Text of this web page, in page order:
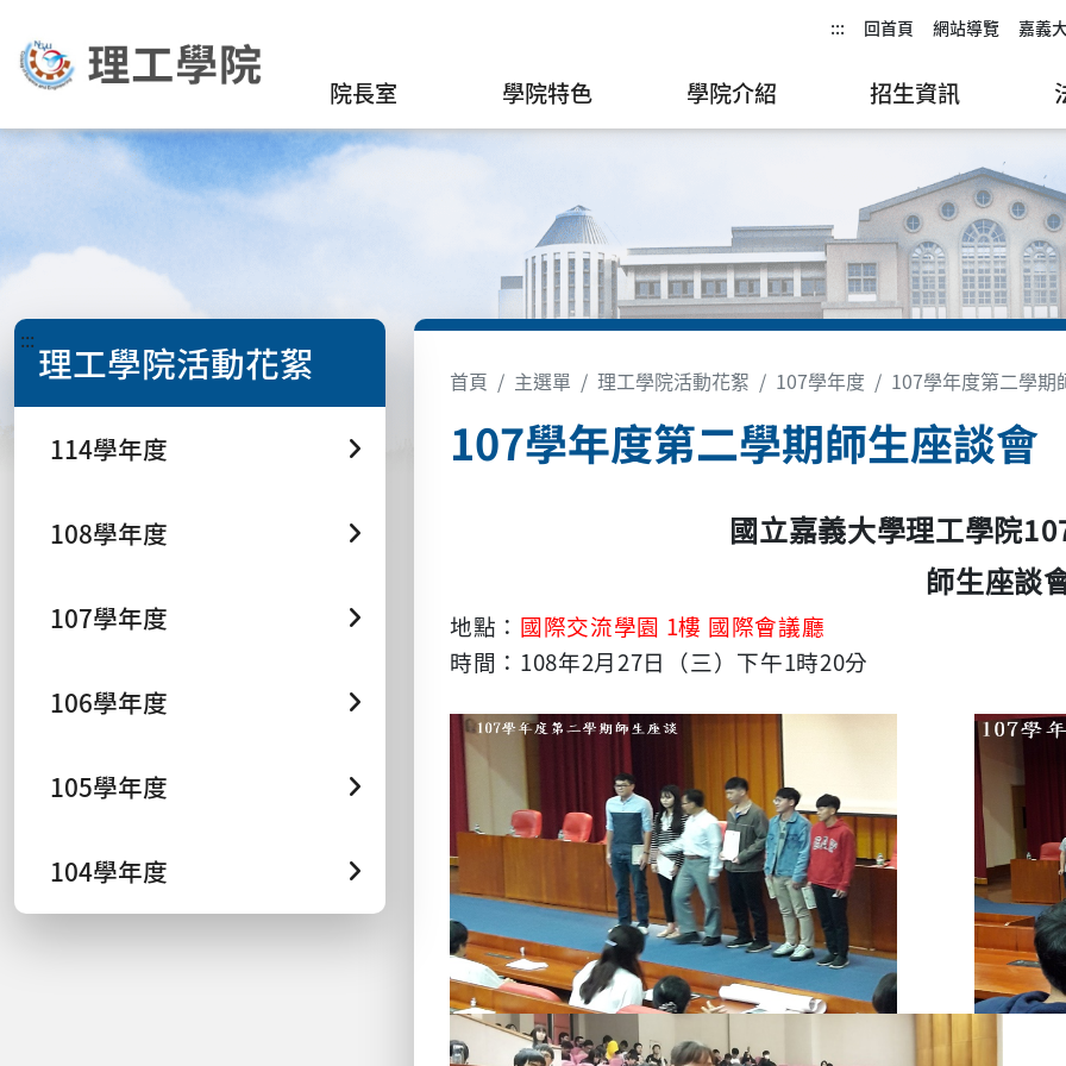
::: 回首頁 網站導覽 嘉義
院長室 學院特色 學院介紹 招生資訊
::: 理工學院活動花絮
114學年度
108學年度
107學年度
106學年度
105學年度
104學年度
首頁 主選單 理工學院活動花絮 107學年度 107學年度第二學期
107學年度第二學期師生座談會
國立嘉義大學理工學院
師生座談
地點： 國際交流學園 1樓 國際會議廳
時間： 108年2月 27日（三）下午1時20分